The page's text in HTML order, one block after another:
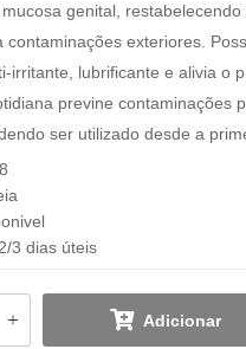
genital,
contaminações exteriores.
irritante, lubrificante e alivia o
previne contaminações
ser utilizado desde a
3 dias úteis
Adicionar